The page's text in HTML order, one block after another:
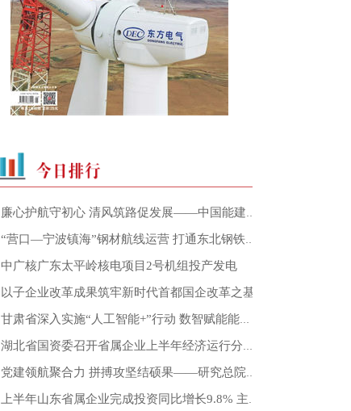
廉心护航守初心 清风筑路促发展——中国能建葛洲坝交投山东区域中心党总支廉洁品牌建设
“营口—宁波镇海”钢材航线运营 打通东北钢铁产区至华东市场海运直达通道
中广核广东太平岭核电项目2号机组投产发电
以子企业改革成果筑牢新时代首都国企改革之基
甘肃省深入实施“人工智能+”行动 数智赋能能源产业转型升级
湖北省国资委召开省属企业上半年经济运行分析会
党建领航聚合力 拼搏攻坚结硕果——研究总院党委以高质量党建引领能源科研创新突破
上半年山东省属企业完成投资同比增长9.8% 主业投资占比保持在99%以上